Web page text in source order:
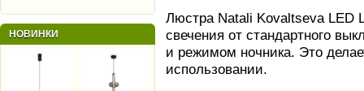
НОВИНКИ
Люстра Natali Kovaltseva LED
свечения от стандартного
и режимом ночника. Это
использовании.